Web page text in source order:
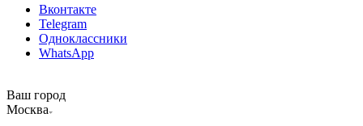
Вконтакте
Telegram
Одноклассники
WhatsApp
Ваш город
Москва